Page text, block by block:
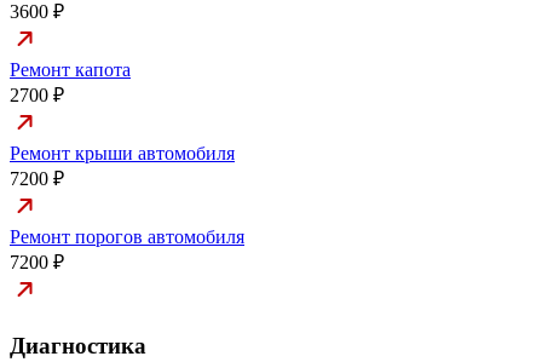
3600 ₽
Ремонт капота
2700 ₽
Ремонт крыши автомобиля
7200 ₽
Ремонт порогов автомобиля
7200 ₽
Диагностика